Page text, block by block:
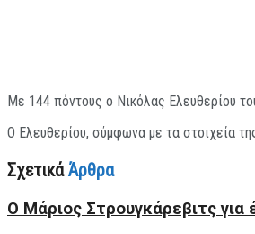
Με 144 πόντους ο Νικόλας Ελευθερίου
Ο Ελευθερίου, σύμφωνα με τα στοιχεία
ΣχετικάΆρθρα
Ο Μάριος Στρουγκάρεβιτς